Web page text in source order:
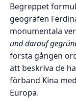
Begreppet
geografen
monumentala
und darauf
första gången
att beskriva de
förband Kina
Europa.